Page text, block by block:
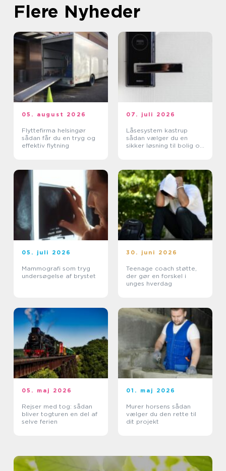
Flere Nyheder
05. august 2026
Flyttefirma helsingør
sådan får du en tryg og
effektiv flytning
07. juli 2026
Låsesystem kastrup
sådan vælger du en
sikker løsning til bolig og
05. juli 2026
Mammografi som tryg
undersøgelse af brystet
30. juni 2026
Teenage coach støtte,
der gør en forskel i
unges hverdag
05. maj 2026
Rejser med tog: sådan
bliver togturen en del af
selve ferien
01. maj 2026
Murer horsens sådan
vælger du den rette til
dit projekt